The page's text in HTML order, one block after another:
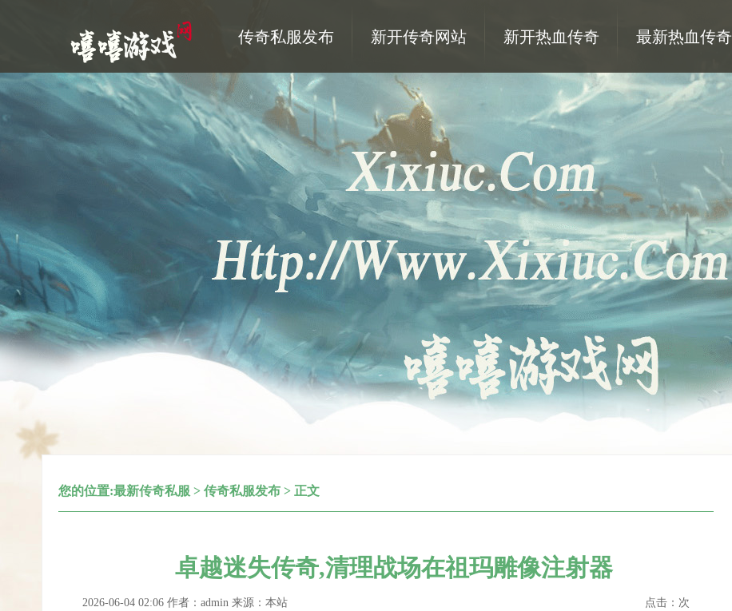
传奇私服发布 新开传奇网站 新开热血传奇 最新热血传奇
您的位置:最新传奇私服 > 传奇私服发布 > 正文
卓越迷失传奇,清理战场在祖玛雕像注射器
点击： 次
2026-06-04 02:06 作者：admin 来源：本站